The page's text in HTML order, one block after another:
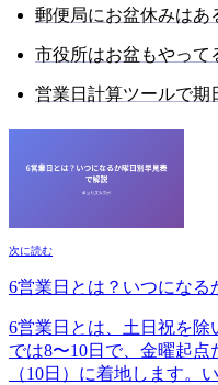
郵便局にお盆休みはあ
市役所はお盆もやって
営業日計算ツールで期
次に読む
6営業日とは？いつになる
6営業日とは、土日祝を除
では8〜10日で、金曜起
（10日）に着地します。